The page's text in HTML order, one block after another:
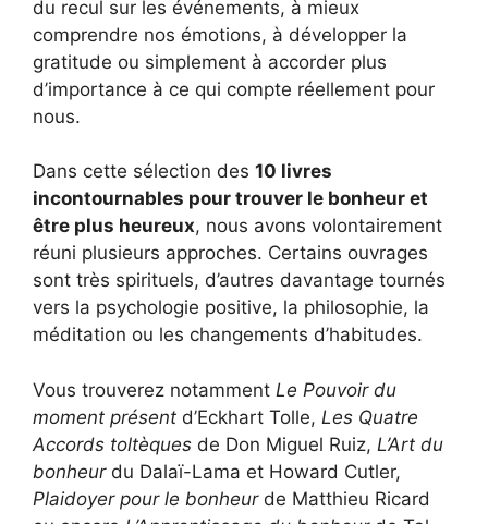
du recul sur les événements, à mieux
comprendre nos émotions, à développer la
gratitude ou simplement à accorder plus
d’importance à ce qui compte réellement pour
nous.
Dans cette sélection des 10 livres
incontournables pour trouver le bonheur et
être plus heureux, nous avons volontairement
réuni plusieurs approches. Certains ouvrages
sont très spirituels, d’autres davantage tournés
vers la psychologie positive, la philosophie, la
méditation ou les changements d’habitudes.
Vous trouverez notamment Le Pouvoir du
moment présent d’Eckhart Tolle, Les Quatre
Accords toltèques de Don Miguel Ruiz, L’Art du
bonheurdu Dalaï-Lama et Howard Cutler,
Plaidoyer pour le bonheurde Matthieu Ricard